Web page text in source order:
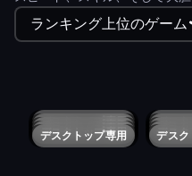
ンジに満ちた壮大な無料オン
車のトリックを試してみよう。
ランキング上位のゲーム
MR RACER Stunt Mania
Construction Ramp Jumping
Zombie Derby 2
Trolley Racing
デスクトップ専用
Night City Racing デスク
デスクトップ専用Demolition Derby 3 デスク
デスクトップ専用Downtown 1930s Mafia デスク
デスクトップ専用
4x4 Offroader デスク
デスクトップ専用
Grand Cyber City デスク